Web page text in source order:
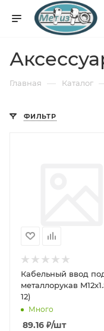
Главная — Каталог
ФИЛЬТР
Кабельный ввод
металлорукав
12)
Много
89.16 ₽/шт